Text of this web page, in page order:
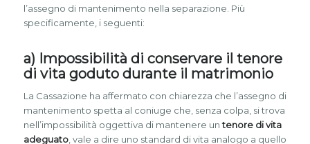
l’assegno di mantenimento nella separazione. Più
specificamente, i seguenti:
a) Impossibilità di conservare il tenore
di vita goduto durante il matrimonio
La Cassazione ha affermato con chiarezza che l’assegno di
mantenimento spetta al coniuge che, senza colpa, si trova
nell’impossibilità oggettiva di mantenere untenore di vita
adeguato, vale a dire uno standard di vita analogo a quello